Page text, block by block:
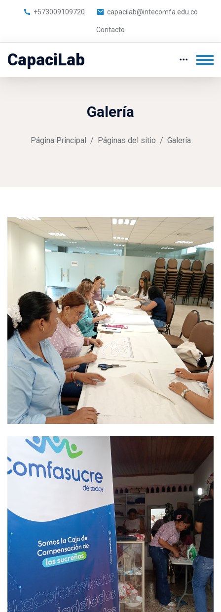
+573009109720 capacilab@intecomfa.edu.co
Contacto
CapaciLab
Galería
Página Principal Páginas del sitio Galería